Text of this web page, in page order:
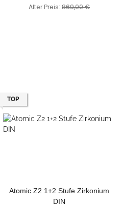
Alter Preis: 869,00 €
TOP
Atomic Z2 1+2 Stufe Zirkonium
DIN